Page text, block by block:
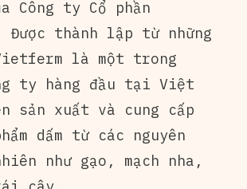
Công ty Cổ phần
Được thành lập từ những
là một trong
ty hàng đầu tại Việt
sản xuất và cung cấp
dấm từ các nguyên
như gạo, mạch nha,